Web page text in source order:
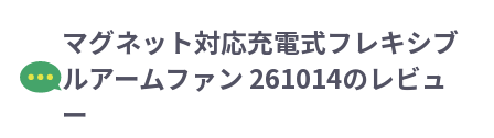
マグネット対応充電式フレキシブ
ルアームファン 261014のレビュ
ー